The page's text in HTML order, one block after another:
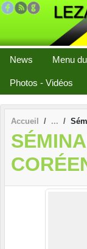
News Menu
Photos - Vidéos
Accueil
Panneau de